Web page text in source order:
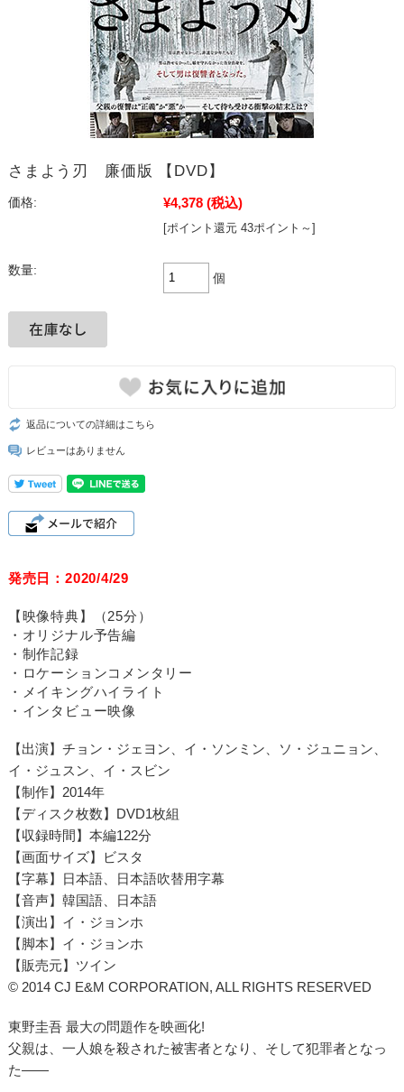
さまよう刃 廉価版 【DVD】
価格: ¥4,378 (税込)
[ポイント還元 43ポイント～]
数量:
個
返品についての詳細はこちら
レビューはありません
発売日：2020/4/29
【映像特典】（25分）
・オリジナル予告編
・制作記録
・ロケーションコメンタリー
・メイキングハイライト
・インタビュー映像
【出演】チョン・ジェヨン、イ・ソンミン、ソ・ジュニョン、
イ・ジュスン、イ・スビン
【制作】2014年
【ディスク枚数】DVD1枚組
【収録時間】本編122分
【画面サイズ】ビスタ
【字幕】日本語、日本語吹替用字幕
【音声】韓国語、日本語
【演出】イ・ジョンホ
【脚本】イ・ジョンホ
【販売元】ツイン
© 2014 CJ E&M CORPORATION, ALL RIGHTS RESERVED
東野圭吾 最大の問題作を映画化!
父親は、一人娘を殺された被害者となり、そして犯罪者となっ
た――